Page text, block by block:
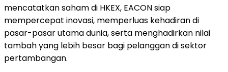
mencatatkan saham di HKEX, EACON siap
mempercepat inovasi, memperluas kehadiran di
pasar-pasar utama dunia, serta menghadirkan nilai
tambah yang lebih besar bagi pelanggan di sektor
pertambangan.